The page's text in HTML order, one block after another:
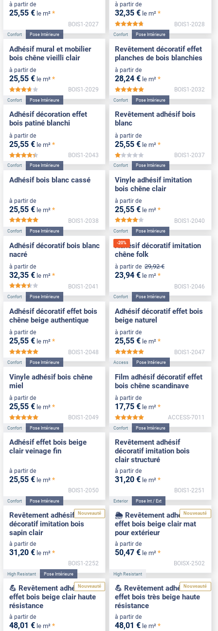
à partir de
25,55 € le m² *
BOIS1-2027
à partir de
32,35 € le m² *
*****
BOIS1-2028
Confort Pose Intérieure
Adhésif mural et mobilier
bois chêne vieilli clair
à partir de
25,55 € le m² *
*****
BOIS1-2029
Confort Pose Intérieure
Revêtement décoratif effet
planches de bois blanchies
à partir de
28,24 € le m² *
BOIS1-2032
Confort Pose Intérieure
Adhésif décoration effet
bois patiné blanchi
à partir de
25,55 € le m² *
*****
BOIS1-2043
Confort Pose Intérieure
Revêtement adhésif bois
blanc
à partir de
25,55 € le m² *
*****
BOIS1-2037
Confort Pose Intérieure
Adhésif bois blanc cassé
à partir de
25,55 € le m² *
BOIS1-2038
Confort Pose Intérieure
Vinyle adhésif imitation
bois chêne clair
à partir de
25,55 € le m² *
*****
BOIS1-2040
Confort Pose Intérieure
Adhésif décoratif bois blanc
nacré
à partir de
32,35 € le m² *
*****
BOIS1-2041
-20%
Confort Pose Intérieure
Adhésif décoratif imitation
chêne folk
à partir de 29,92 €
23,94 € le m² *
BOIS1-2046
Confort Pose Intérieure
Adhésif décoratif effet bois
chêne beige authentique
à partir de
25,55 € le m² *
*****
BOIS1-2048
Confort Pose Intérieure
Adhésif décoratif effet bois
beige naturel
à partir de
25,55 € le m² *
BOIS1-2047
Confort Pose Intérieure
Vinyle adhésif bois chêne
miel
à partir de
25,55 € le m² *
*****
BOIS1-2049
Access Pose Intérieure
Film adhésif décoratif effet
bois chêne scandinave
à partir de
17,75 € le m² *
ACCESS-7011
Confort Pose Intérieure
Adhésif effet bois beige
clair veinage fin
à partir de
25,55 € le m² *
BOIS1-2050
Confort Pose Intérieure
Revêtement adhésif
décoratif imitation bois
clair structuré
à partir de
31,20 € le m² *
BOIS1-2251
Nouveauté
Confort Pose Intérieure
Revêtement adhésif
décoratif imitation bois
sapin clair
à partir de
31,20 € le m² *
BOIS1-2252
Nouveauté
Exterior Pose Int / Ext
🌦️ Revêtement adhésif
effet bois beige clair mat
pour extérieur
à partir de
50,47 € le m² *
BOISX-2502
Nouveauté
High Resistant Pose Intérieure
💪 Revêtement adhésif
effet bois beige clair haute
résistance
à partir de
48,01 € le m² *
Nouveauté
High Resistant
💪 Revêtement adhésif
effet bois très beige haute
résistance
à partir de
48,01 € le m² *